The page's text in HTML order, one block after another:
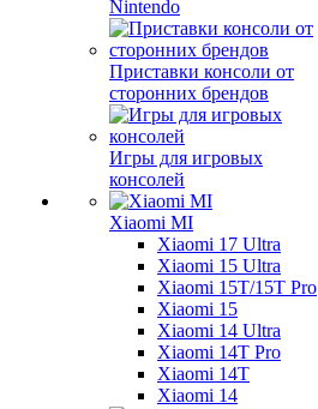
Nintendo
Приставки консоли от
сторонних брендов
Игры для игровых
консолей
Xiaomi MI
Xiaomi 17 Ultra
Xiaomi 15 Ultra
Xiaomi 15T/15T Pro
Xiaomi 15
Xiaomi 14 Ultra
Xiaomi 14T Pro
Xiaomi 14T
Xiaomi 14